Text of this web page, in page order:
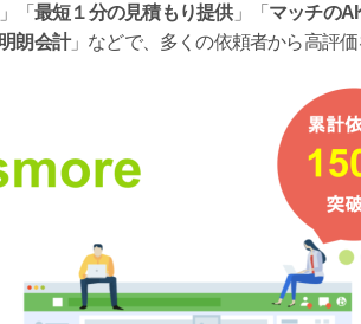
」「 最短１分の見積もり提供」「 マッチの
朗会計」などで、多くの依頼者から高評価